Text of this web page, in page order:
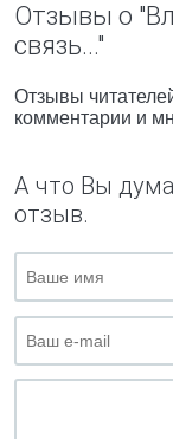
Отзывы о
связь..."
Отзывы
комментарии и
А что Вы
отзыв.